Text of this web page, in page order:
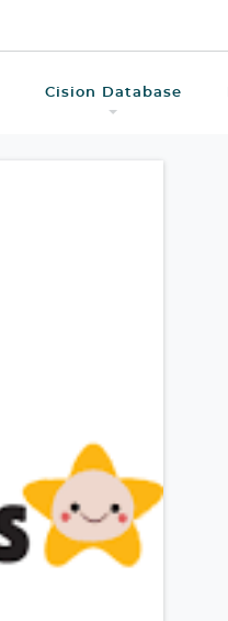
Cision Database